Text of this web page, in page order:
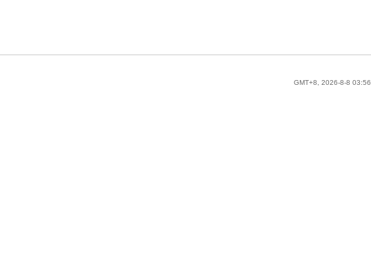
GMT+8, 2026-8-8 03:56